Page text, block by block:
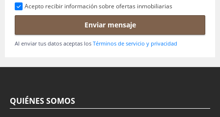
Acepto recibir información sobre ofertas inmobiliarias
Enviar mensaje
Al enviar tus datos aceptas los Términos de servicio y privacidad
QUIÉNES SOMOS